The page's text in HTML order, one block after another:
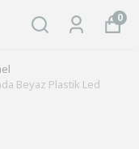
0
Beyaz Plastik Led